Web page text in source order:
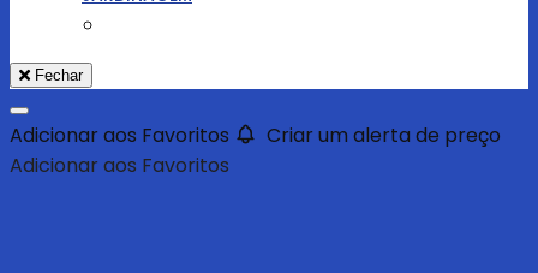
Fechar
Adicionar aos Favoritos
Criar um alerta de preço
Adicionar aos Favoritos